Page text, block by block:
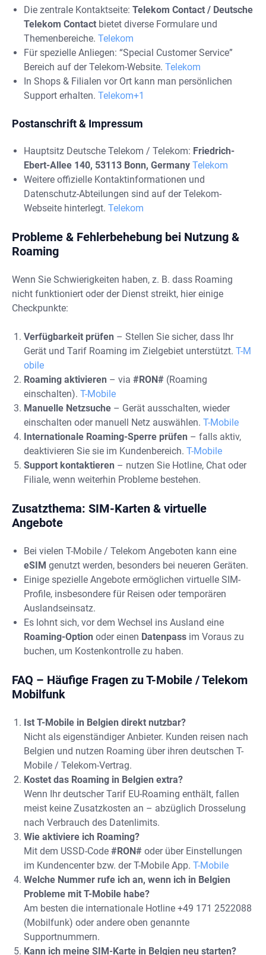
Die zentrale Kontaktseite: Telekom Contact / Deutsche
Telekom Contact bietet diverse Formulare und
Themenbereiche. Telekom
Für spezielle Anliegen: “Special Customer Service”
Bereich auf der Telekom-Website. Telekom
In Shops & Filialen vor Ort kann man persönlichen
Support erhalten. Telekom+1
Postanschrift & Impressum
Hauptsitz Deutsche Telekom / Telekom: Friedrich-
Ebert-Allee 140, 53113 Bonn, Germany Telekom
Weitere offizielle Kontaktinformationen und
Datenschutz-Abteilungen sind auf der Telekom-
Webseite hinterlegt. Telekom
Probleme & Fehlerbehebung bei Nutzung &
Roaming
Wenn Sie Schwierigkeiten haben, z. B. dass Roaming
nicht funktioniert oder der Dienst streikt, hier einige
Checkpunkte:
Verfügbarkeit prüfen – Stellen Sie sicher, dass Ihr
Gerät und Tarif Roaming im Zielgebiet unterstützt. T-M
obile
Roaming aktivieren – via #RON# (Roaming
einschalten). T-Mobile
Manuelle Netzsuche – Gerät ausschalten, wieder
einschalten oder manuell Netz auswählen. T-Mobile
Internationale Roaming-Sperre prüfen – falls aktiv,
deaktivieren Sie sie im Kundenbereich. T-Mobile
Support kontaktieren – nutzen Sie Hotline, Chat oder
Filiale, wenn weiterhin Probleme bestehen.
Zusatzthema: SIM-Karten & virtuelle
Angebote
Bei vielen T-Mobile / Telekom Angeboten kann eine
eSIM genutzt werden, besonders bei neueren Geräten.
Einige spezielle Angebote ermöglichen virtuelle SIM-
Profile, insbesondere für Reisen oder temporären
Auslandseinsatz.
Es lohnt sich, vor dem Wechsel ins Ausland eine
Roaming-Option oder einen Datenpass im Voraus zu
buchen, um Kostenkontrolle zu haben.
FAQ – Häufige Fragen zu T-Mobile / Telekom
Mobilfunk
Ist T-Mobile in Belgien direkt nutzbar?
Nicht als eigenständiger Anbieter. Kunden reisen nach
Belgien und nutzen Roaming über ihren deutschen T-
Mobile / Telekom-Vertrag.
Kostet das Roaming in Belgien extra?
Wenn Ihr deutscher Tarif EU-Roaming enthält, fallen
meist keine Zusatzkosten an – abzüglich Drosselung
nach Verbrauch des Datenlimits.
Wie aktiviere ich Roaming?
Mit dem USSD-Code #RON# oder über Einstellungen
im Kundencenter bzw. der T-Mobile App. T-Mobile
Welche Nummer rufe ich an, wenn ich in Belgien
Probleme mit T-Mobile habe?
Am besten die internationale Hotline +49 171 2522088
(Mobilfunk) oder andere oben genannte
Supportnummern.
Kann ich meine SIM-Karte in Belgien neu starten?